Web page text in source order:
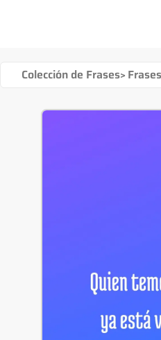
Colección de Frases>